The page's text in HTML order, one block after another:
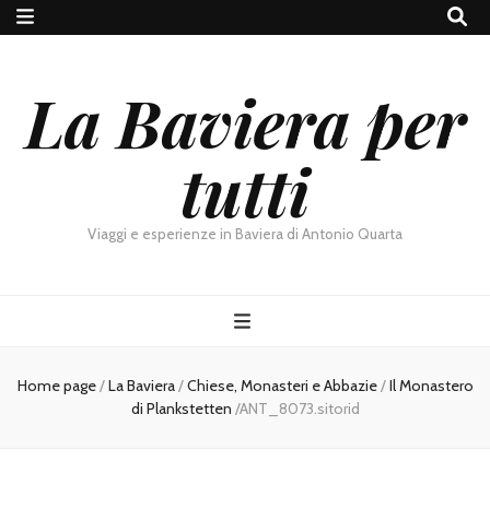
La Baviera per
tutti
Viaggi e esperienze in Baviera di Antonio Quarta
Home page/La Baviera/Chiese, Monasteri e Abbazie/Il Monastero
di Plankstetten /ANT_8073.sitorid